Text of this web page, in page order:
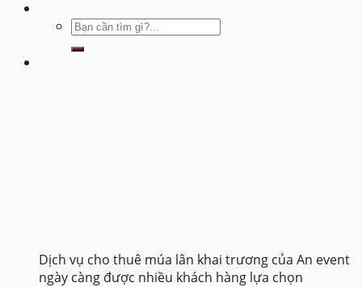
Dịch vụ cho thuê múa lân khai trương của An event
ngày càng được nhiều khách hàng lựa chọn